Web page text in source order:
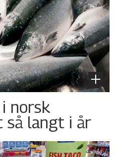
norsk
så langt i år